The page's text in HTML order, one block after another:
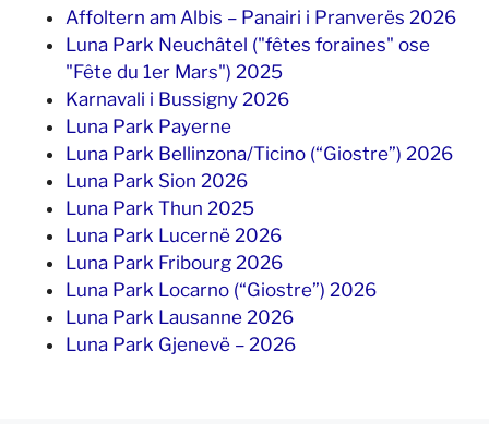
Affoltern am Albis – Panairi i Pranverës 2026
Luna Park Neuchâtel ("fêtes foraines" ose
"Fête du 1er Mars") 2025
Karnavali i Bussigny 2026
Luna Park Payerne
Luna Park Bellinzona/Ticino (“Giostre”) 2026
Luna Park Sion 2026
Luna Park Thun 2025
Luna Park Lucernë 2026
Luna Park Fribourg 2026
Luna Park Locarno (“Giostre”) 2026
Luna Park Lausanne 2026
Luna Park Gjenevë – 2026